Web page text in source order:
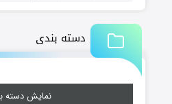
دسته بندی
نمایش دسته